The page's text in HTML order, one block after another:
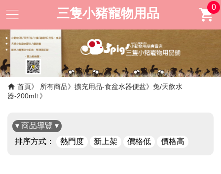
三隻小豬寵物用品 0
首頁 所有商品 擴充用品-食盆水器便盆
兔/天飲水
器-200ml↑
▾ 商品導覽 ▾
排序方式：
熱門度 新上架 價格低 價格高